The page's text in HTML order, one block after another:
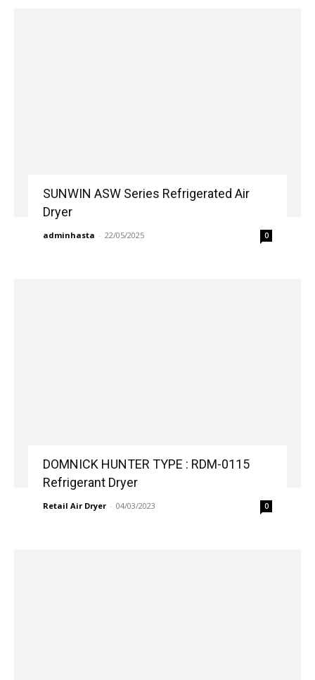
SUNWIN ASW Series Refrigerated Air
Dryer
adminhasta - 22/05/2025 0
DOMNICK HUNTER TYPE : RDM-0115
Refrigerant Dryer
Retail Air Dryer - 04/03/2023 0